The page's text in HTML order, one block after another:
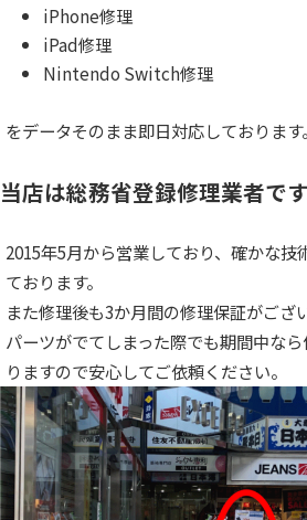
iPhone修理
iPad修理
Nintendo Switch修理
をデータそのまま即日対応しております。
当店は総務省登録修理業者です
2015年5月から営業しており、確かな技
ております。
また修理後も3か月間の修理保証がござ
パーツがでてしまった際でも期間中な
りますので安心してご依頼ください。